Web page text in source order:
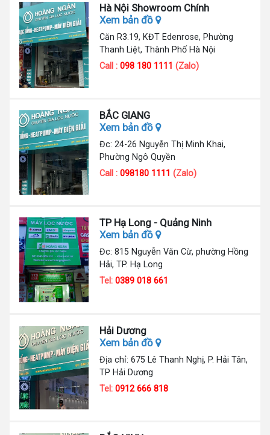
Hà Nội Showroom Chính
Xem bản đồ
Căn R3.19, KĐT Edenrose, Phường
Thanh Liệt, Thành Phố Hà Nội
Call :098 180 1111 (Zalo)
BẮC GIANG
Xem bản đồ
Đc: 24-26 Nguyễn Thị Minh Khai,
Phường Ngô Quyền
Call :098180 1111 (Zalo)
TP Hạ Long - Quảng Ninh
Xem bản đồ
Đc: 815 Nguyễn Văn Cừ, phường Hồng
Hải, TP. Hạ Long
Tel:0389 018 661
Hải Dương
Xem bản đồ
Địa chỉ: 675 Lê Thanh Nghị, P. Hải Tân,
TP Hải Dương
Tel:0912 666 818